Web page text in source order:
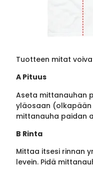
Tuotteen mitat
A Pituus
Aseta mittanauhan
yläosaan (olkapään
mittanauha paidan
B Rinta
Mittaa itsesi rinnan
levein. Pidä